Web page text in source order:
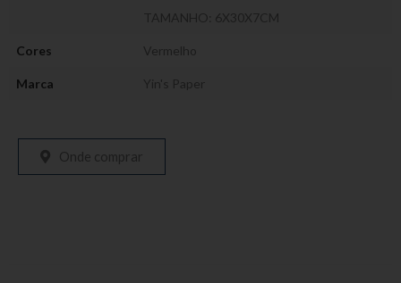
TAMANHO: 6X30X7CM
Cores Vermelho
Marca Yin's Paper
Onde comprar